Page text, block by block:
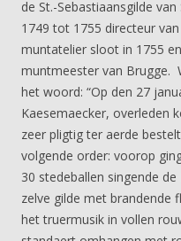
de St.-Sebastiaansgilde
1749 tot 1755 directeur
muntatelier sloot in 1755
muntmeester van Brugge.
het woord: “Op den 27
Kaesemaecker, overleden
zeer pligtig ter aerde
volgende order: voorop
30 stedeballen singende
zelve gilde met brandende
het truermusik in vollen